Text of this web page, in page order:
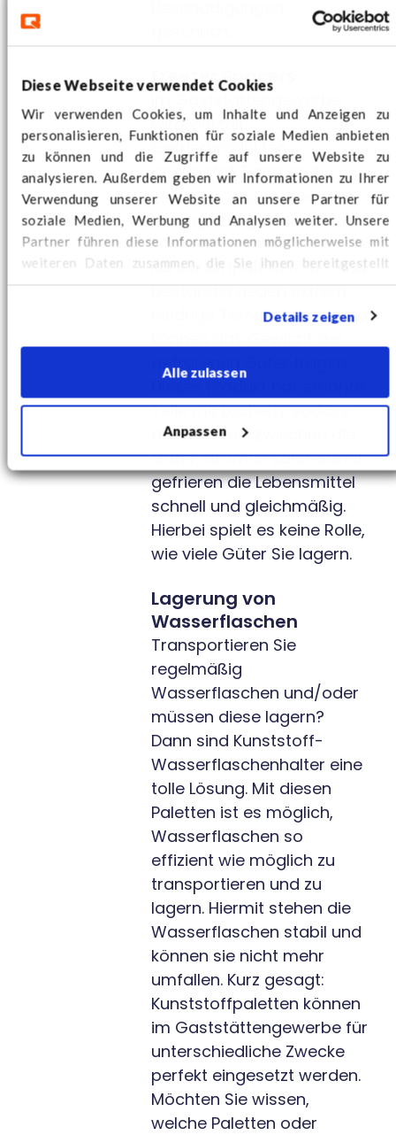
Diese Webseite verwendet Cookies
Wir verwenden Cookies, um Inhalte und Anzeigen zu
personalisieren, Funktionen für soziale Medien anbieten
zu können und die Zugriffe auf unsere Website zu
analysieren. Außerdem geben wir Informationen zu Ihrer
Verwendung unserer Website an unsere Partner für
soziale Medien, Werbung und Analysen weiter. Unsere
Partner führen diese Informationen möglicherweise mit
weiteren Daten zusammen, die Sie ihnen bereitgestellt
haben oder die sie im Rahmen Ihrer Nutzung der Dienste
Informationen und können Ihre Zustimmung ändern.
Details zeigen
Alle zulassen
Anpassen
Freezer Spacers
wird viel mit
Gefrierprodukten
gearbeitet. Dann sind
Freezer Spacerseine
Lösung und gut zu
kombinieren mit
Kunststoffpaletten. Sie sind
beständig gegen extrem
niedrige Temperaturen und
gefrorenen Güter tragen.
Teile mit Löchern, sodass
die kalte Luft zwischen die
Güter strömen kann. Somit
gefrieren die Lebensmittel
schnell und gleichmäßig.
Hierbei spielt es keine Rolle,
wie viele Güter Sie lagern.
Lagerung von
Wasserflaschen
Transportieren Sie
regelmäßig
Wasserflaschen und/oder
müssen diese lagern?
Dann sind Kunststoff-
Wasserflaschenhalter eine
tolle Lösung. Mit diesen
Paletten ist es möglich,
Wasserflaschen so
effizient wie möglich zu
transportieren und zu
lagern. Hiermit stehen die
Wasserflaschen stabil und
können sie nicht mehr
umfallen. Kurz gesagt:
Kunststoffpaletten können
im Gaststättengewerbe für
unterschiedliche Zwecke
perfekt eingesetzt werden.
Möchten Sie wissen,
welche Paletten oder